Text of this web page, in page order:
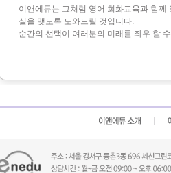
이앤에듀는 그처럼 영어 회화교육과 함
실을 맺도록 도와드릴 것입니다.
순간의 선택이 여러분의 미래를 좌우 할